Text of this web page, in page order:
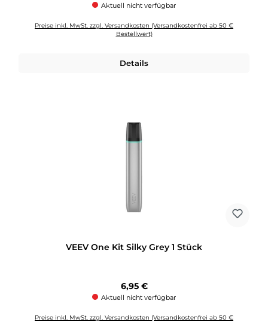
Aktuell nicht verfügbar
Preise inkl. MwSt. zzgl. Versandkosten (Versandkostenfrei ab 50 €
Bestellwert)
Details
VEEV One Kit Silky Grey 1 Stück
Regulärer Preis:
6,95 €
Aktuell nicht verfügbar
Preise inkl. MwSt. zzgl. Versandkosten (Versandkostenfrei ab 50 €